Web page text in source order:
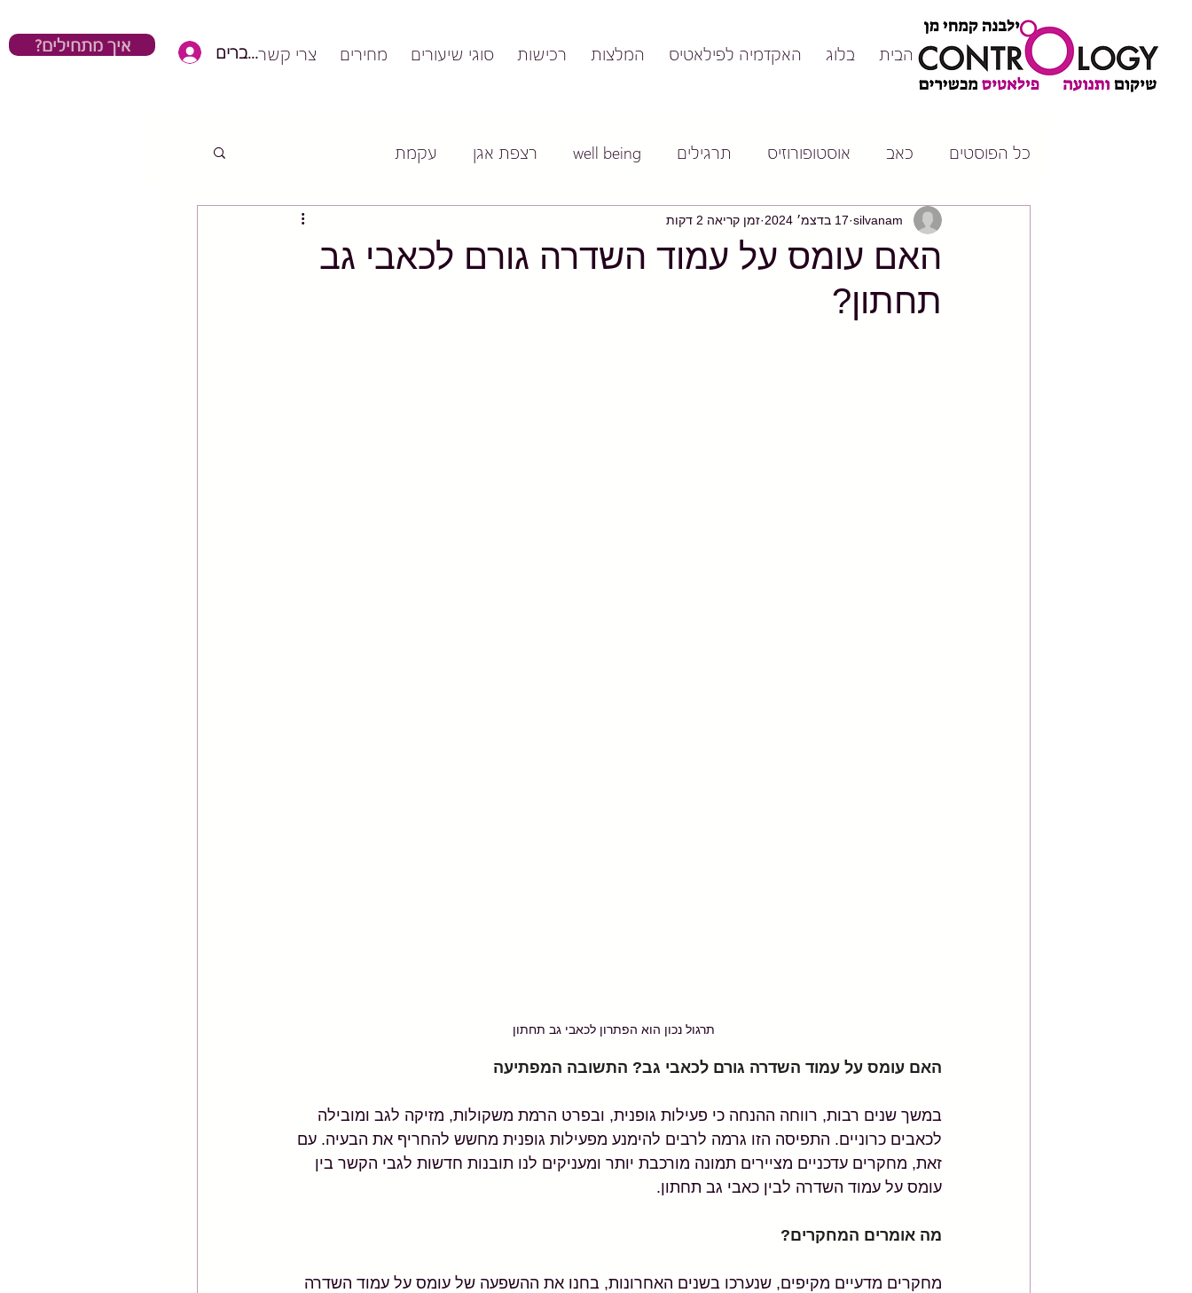
?איך מתחילים כניסת חברים דף הבית בלוג האקדמיה לפילאטיס המלצות רכישות סוגי שיעורים מחירים צרי קשר
כל הפוסטים כאב אוסטופורוזיס תרגילים well being רצפת אגן עקמת
האם עומס על עמוד השדרה גורם לכאבי גב
תחתון?
silvanam 17 בדצמ׳ 2024 זמן קריאה 2 דקות
תרגול נכון הוא הפתרון לכאבי גב תחתון
האם עומס על עמוד השדרה גורם לכאבי גב? התשובה המפתיעה
במשך שנים רבות, רווחה ההנחה כי פעילות גופנית, ובפרט הרמת משקולות, מזיקה לגב ומובילה
לכאבים כרוניים. התפיסה הזו גרמה לרבים להימנע מפעילות גופנית מחשש להחריף את הבעיה. עם
זאת, מחקרים עדכניים מציירים תמונה מורכבת יותר ומעניקים לנו תובנות חדשות לגבי הקשר בין
עומס על עמוד השדרה לבין כאבי גב תחתון.
מה אומרים המחקרים?
מחקרים מדעיים מקיפים, שנערכו בשנים האחרונות, בחנו את ההשפעה של עומס על עמוד השדרה